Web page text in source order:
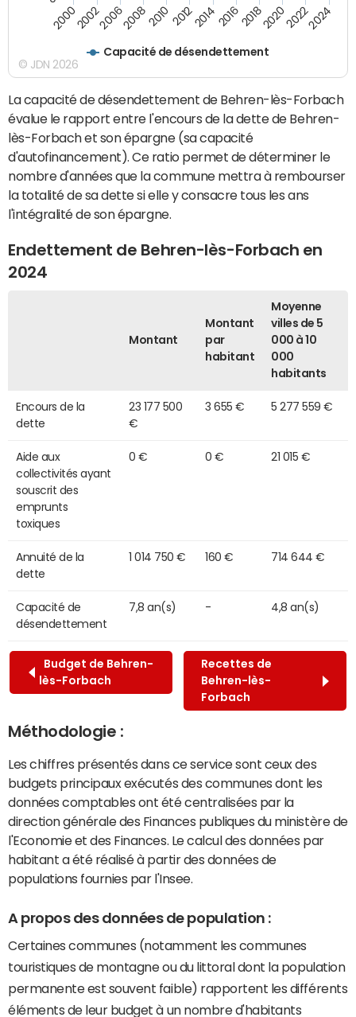
Capacité de désendettement
20002002200620082010 2012201420162018202020222024
© JDN 2026
La capacité de désendettement de Behren-lès-Forbach
évalue le rapport entre l'encours de la dette de Behren-
lès-Forbach et son épargne (sa capacité
d'autofinancement). Ce ratio permet de déterminer le
nombre d'années que la commune mettra à rembourser
la totalité de sa dette si elle y consacre tous les ans
l'intégralité de son épargne.
Endettement de Behren-lès-Forbach en
2024
Montant
Montant
par
habitant
Moyenne
villes de 5
000 à 10
000
habitants
Encours de la
dette
23 177 500
€
3 655 € 5 277 559 €
Aide aux
collectivités ayant
souscrit des
emprunts
toxiques
0 € 0 € 21 015 €
Annuité de la
dette
1 014 750 € 160 € 714 644 €
Capacité de
désendettement
7,8 an(s) - 4,8 an(s)
Budget de Behren-
lès-Forbach
Recettes de
Behren-lès-
Forbach
Méthodologie :
Les chiffres présentés dans ce service sont ceux des
budgets principaux exécutés des communes dont les
données comptables ont été centralisées par la
direction générale des Finances publiques du ministère de
l'Economie et des Finances. Le calcul des données par
habitant a été réalisé à partir des données de
populations fournies par l'Insee.
A propos des données de population :
Certaines communes (notamment les communes
touristiques de montagne ou du littoral dont la population
permanente est souvent faible) rapportent les différents
éléments de leur budget à un nombre d'habitants